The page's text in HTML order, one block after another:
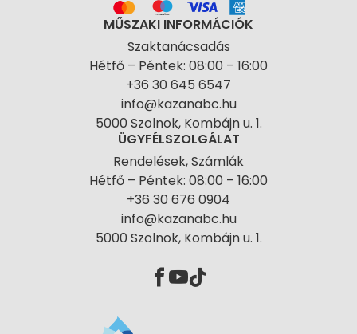
MŰSZAKI INFORMÁCIÓK
Szaktanácsadás
Hétfő – Péntek: 08:00 – 16:00
+36 30 645 6547
info@kazanabc.hu
5000 Szolnok, Kombájn u. 1.
ÜGYFÉLSZOLGÁLAT
Rendelések, Számlák
Hétfő – Péntek: 08:00 – 16:00
+36 30 676 0904
info@kazanabc.hu
5000 Szolnok, Kombájn u. 1.